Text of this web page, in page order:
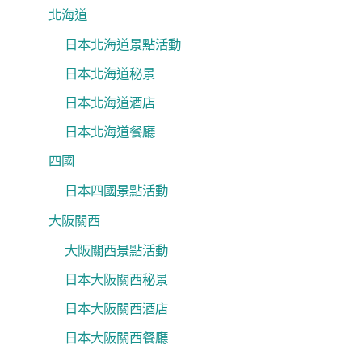
北海道
日本北海道景點活動
日本北海道秘景
日本北海道酒店
日本北海道餐廳
四國
日本四國景點活動
大阪關西
大阪關西景點活動
日本大阪關西秘景
日本大阪關西酒店
日本大阪關西餐廳